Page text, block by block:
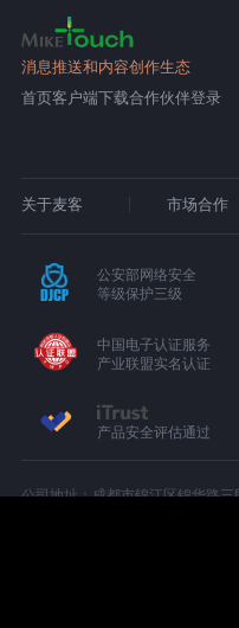
消息推送和内容创作生态
首页客户端下载合作伙伴登录
关于麦客 市场合作
公安部网络安全
等级保护三级
中国电子认证服务
产业联盟实名认证
产品安全评估通过
公司地址：成都市锦江区锦华路